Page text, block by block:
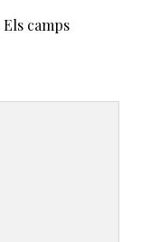
Els camps